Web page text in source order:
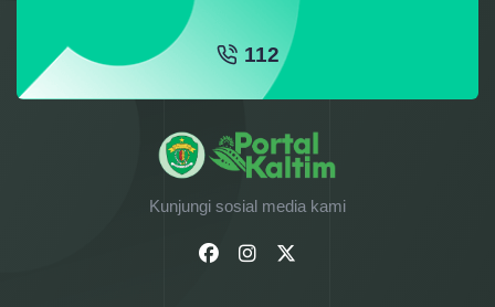
112
Kunjungi sosial media kami